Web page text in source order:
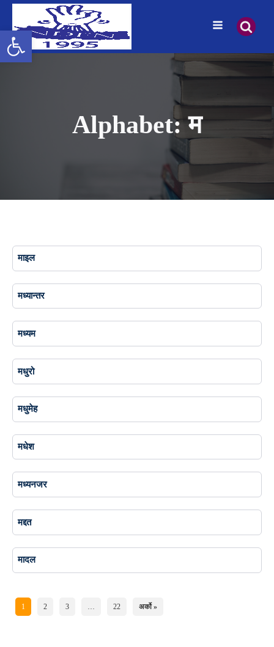
Alphabet:म
माइल
मध्यान्तर
मध्यम
मधुरो
मधुमेह
मधेश
मध्यनजर
मद्दत
मादल
1 2 3 … 22 अर्को »
उपकरणपट्टी खोल्नुहोस्